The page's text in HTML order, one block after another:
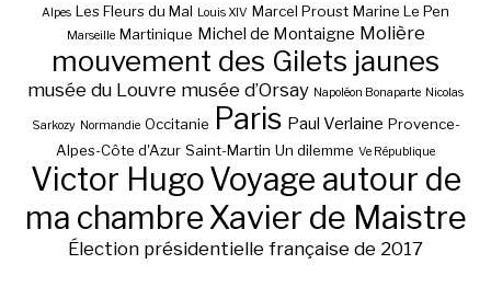
Alpes Les Fleurs du Mal Louis XIV Marcel Proust Marine Le Pen
Marseille Martinique Michel de Montaigne Molière
mouvement des Gilets jaunes
musée du Louvre musée d’Orsay Napoléon Bonaparte Nicolas
Sarkozy Normandie Occitanie Paris Paul Verlaine Provence-
Alpes-Côte d'Azur Saint-Martin Un dilemme Ve République
Victor HugoVoyage autour de
ma chambre Xavier de Maistre
Élection présidentielle française de 2017